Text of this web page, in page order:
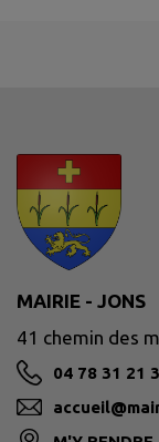
MAIRIE - JONS
41 chemin des
04 78 31 21